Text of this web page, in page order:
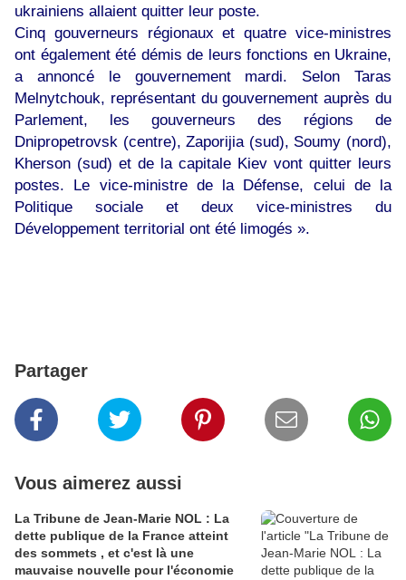
ukrainiens allaient quitter leur poste.
Cinq gouverneurs régionaux et quatre vice-ministres
ont également été démis de leurs fonctions en Ukraine,
a annoncé le gouvernement mardi. Selon Taras
Melnytchouk, représentant du gouvernement auprès du
Parlement, les gouverneurs des régions de
Dnipropetrovsk (centre), Zaporijia (sud), Soumy (nord),
Kherson (sud) et de la capitale Kiev vont quitter leurs
postes. Le vice-ministre de la Défense, celui de la
Politique sociale et deux vice-ministres du
Développement territorial ont été limogés ».
Partager
Vous aimerez aussi
La Tribune de Jean-Marie NOL : La
dette publique de la France atteint
des sommets , et c'est là une
mauvaise nouvelle pour l'économie